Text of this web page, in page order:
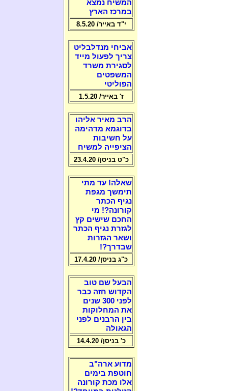
המשיח נמצא
במרכז הארץ
י"ד באייר/ 8.5.20
אביחי מנדלבליט
צריך לפעול מייד
לסגירת משרד
המשפטים
הפוליטי
ז' באייר/ 1.5.20
הרב מאיר אליהו
בדוגמא מדהימה
על חשיבות
הציפייה למשיח
כ"ט בניסן/ 23.4.20
שאלה! עד מתי
תימשך מגפת
נגיף הכתר
קורונה?! מי
החכם שישים קץ
לגזרת נגיף הכתר
ושאר הגזרות
שבדרך?!
כ"ג בניסן/ 17.4.20
הבעל שם טוב
הקדוש חזה כבר
לפני 300 שנים
את המחלוקות
בין הרבנים לפני
הגאולה
כ' בניסן/ 14.4.20
מדוע ארה"ב
חוטפת בימים
אלו מכת קורונה